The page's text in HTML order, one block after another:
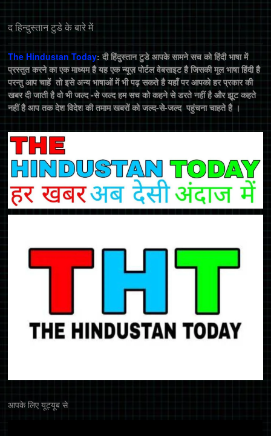
द हिन्‍दुस्‍तान टुडे के बारे में
The Hindustan Today: दी हिंदुस्तान टुडे आपके सामने सच को हिंदी भाषा में
प्रस्तुत करने का एक माध्यम है यह एक न्यूज़ पोर्टल वेबसाइट है जिसकी मूल भाषा हिंदी है
परन्तु आप चाहें तो इसे अन्य भाषाओं में भी पढ़ सकते है यहाँ पर आपको हर प्रकार की
खबर दी जाती है वो भी जल्द -से जल्द हम सच को कहने से डरते नहीं है और झूट कहते
नहीं है आप तक देश विदेश की तमाम खबरों को जल्द-से-जल्द पहुंचना चाहते है ।
आपके लिए यूट्यूब से